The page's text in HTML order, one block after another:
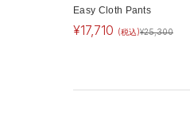
Easy Cloth Pants
¥17,710 (税込)¥25,300